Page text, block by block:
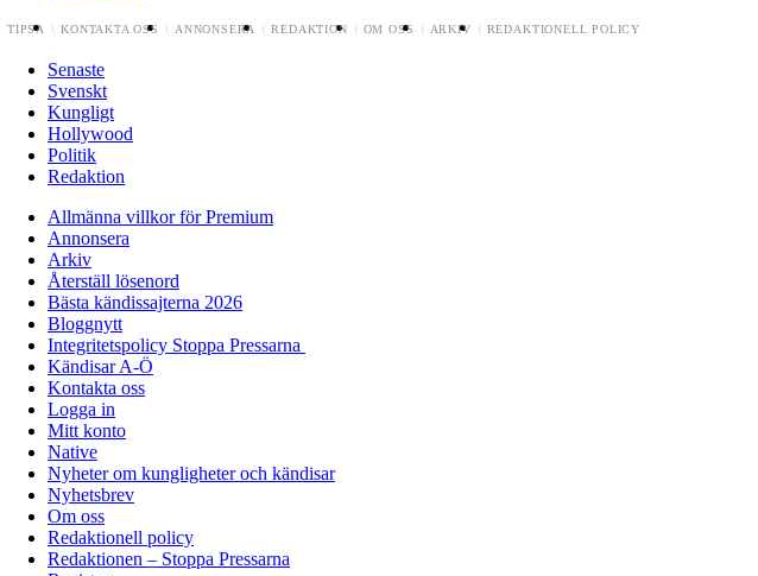
TIPSA KONTAKTA OSS ANNONSERA REDAKTION OM OSS ARKIV REDAKTIONELL POLICY
Senaste
Svenskt
Kungligt
Hollywood
Politik
Redaktion
Allmänna villkor för Premium
Annonsera
Arkiv
Återställ lösenord
Bästa kändissajterna 2026
Bloggnytt
Integritetspolicy Stoppa Pressarna
Kändisar A-Ö
Kontakta oss
Logga in
Mitt konto
Native
Nyheter om kungligheter och kändisar
Nyhetsbrev
Om oss
Redaktionell policy
Redaktionen – Stoppa Pressarna